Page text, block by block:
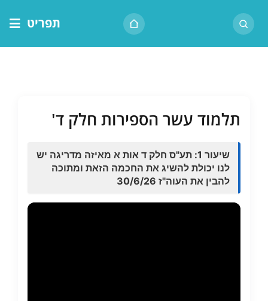
לתוכן
תפריט
שיעור יומי
מאמרים
צור קשר
תלמוד עשר הספירות חלק ד'
שיעור 1: תע"ס חלק ד אות א מאיזה מדריגה יש
לנו יכולת להשיג את החכמה הזאת ומתוכה
להבין את העוה"ז 30/6/26